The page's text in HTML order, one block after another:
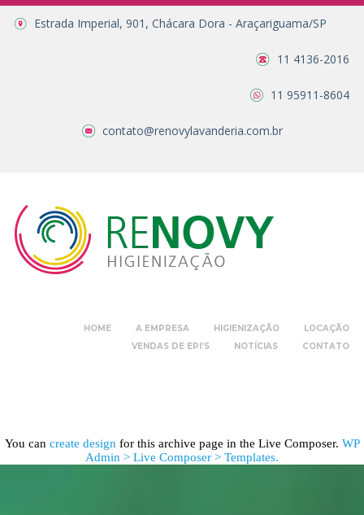
Estrada Imperial, 901, Chácara Dora - Araçariguama/SP
11 4136-2016
11 95911-8604
contato@renovylavanderia.com.br
HOME A EMPRESA HIGIENIZAÇÃO
LOCAÇÃO
VENDAS DE EPI’S
NOTÍCIAS CONTATO
You can create design for this archive page in the Live Composer. WP
Admin > Live Composer > Templates.